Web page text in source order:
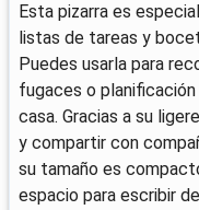
Esta pizarra es
listas de tareas y
Puedes usarla para
fugaces o planificación
casa. Gracias a su
y compartir con
su tamaño es
espacio para escribir